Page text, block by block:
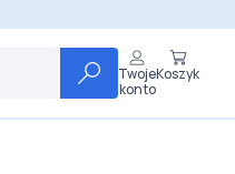
Twoje
konto
Koszyk